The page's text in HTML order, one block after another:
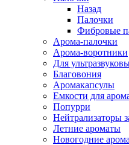
Назад
Палочки
Фибровые
Арома-палочки
Арома-воротники
Для
Благовония
Аромакапсулы
Емкости для
Попурри
Нейтрализаторы
Летние ароматы
Новогодние